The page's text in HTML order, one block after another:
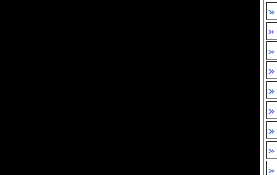
»
»
»
»
»
»
»
»
»